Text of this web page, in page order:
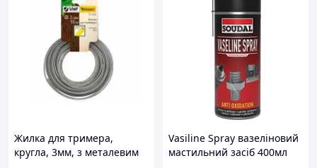
Жилка для тримера,
кругла, 3мм, з металевим
Vasiline Spray вазеліновий
мастильний засіб 400мл